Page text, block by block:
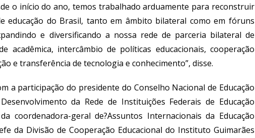
o início do ano, temos trabalhado arduamente para reconstruir
educação do Brasil, tanto em âmbito bilateral como em fóruns
e diversificando a nossa rede de parceria bilateral de
acadêmica, intercâmbio de políticas educacionais, cooperação
e transferência de tecnologia e conhecimento”, disse.
a participação do presidente do Conselho Nacional de Educação
da Rede de Instituições Federais de Educação
da coordenadora-geral de?Assuntos Internacionais da Educação
da Divisão de Cooperação Educacional do Instituto Guimarães